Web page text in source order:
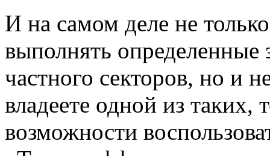
И на самом деле не
выполнять определенные
частного секторов, но и
владеете одной из таких,
возможности